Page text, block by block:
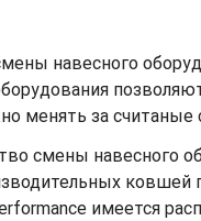
навесного
менять за считаные
смены навесного
ковшей
имеется